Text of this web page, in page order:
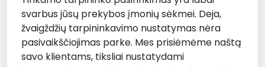
svarbus jūsų prekybos įmonių sėkmei. Deja,
žvaigždžių tarpininkavimo nustatymas nėra
pasivaikščiojimas parke. Mes prisiėmėme naštą
savo klientams, tiksliai nustatydami